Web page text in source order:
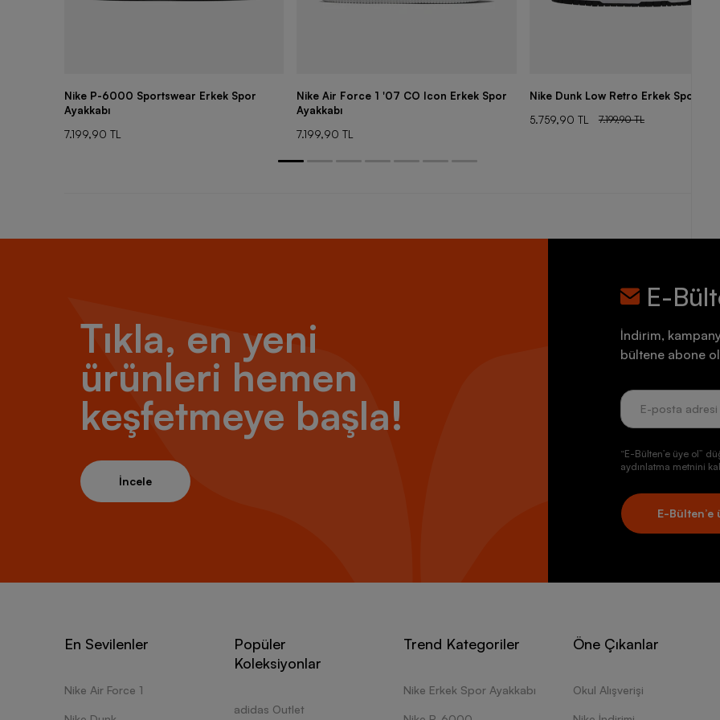
Nike P-6000 Sportswear Erkek Spor
Ayakkabı
7.199,90 TL
Nike Air Force 1 '07 CO Icon Erkek Spor
Ayakkabı
7.199,90 TL
Nike Dunk Low Retro Erkek Spor
5.759,90 TL
7.199,90 TL
Tıkla, en yeni
ürünleri hemen
keşfetmeye başla!
İncele
E-
İndirim,
bültene abone
“E-Bülten’e üye ol”
aydınlatma metnini
E-Bülten’e
En Sevilenler
Nike Air Force 1
Popüler
Koleksiyonlar
adidas Outlet
Trend Kategoriler
Nike Erkek Spor Ayakkabı
Öne Çıkanlar
Okul Alışverişi